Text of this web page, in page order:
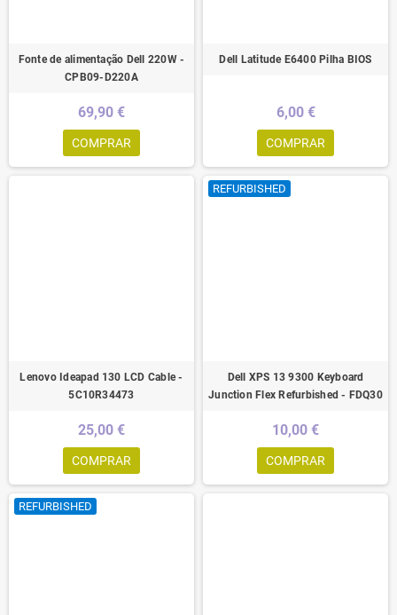
Fonte de alimentação Dell 220W -
CPB09-D220A
69,90 €
COMPRAR
Dell Latitude E6400 Pilha BIOS
6,00 €
COMPRAR
Lenovo Ideapad 130 LCD Cable -
5C10R34473
25,00 €
COMPRAR
REFURBISHED
Dell XPS 13 9300 Keyboard
Junction Flex Refurbished - FDQ30
10,00 €
COMPRAR
REFURBISHED